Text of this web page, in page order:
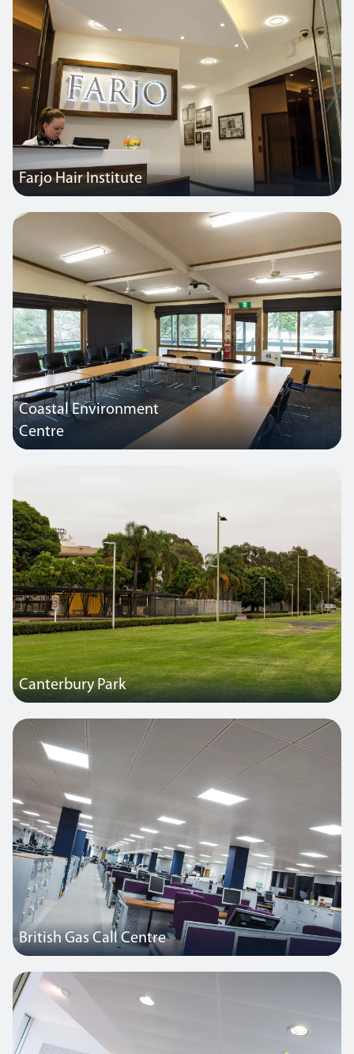
Farjo Hair Institute
Die Büros und Operationsbereiche wurden von Thorlux beleuchtet.
Coastal Environment
Centre
Canterbury Park
Eine Pferderennbahn in Sydney, New South Wales, Australien,
beleuchtet von Thorlux Lighting.
British Gas Call Centre
Thorlux Lighting wurde beauftragt, eine Lösung für diese
Büroeinrichtung zu entwerfen, wobei der Schwerpunkt auf
Qualität, Leistung, Energieeinsparung und Zuverlässigkeit lag.